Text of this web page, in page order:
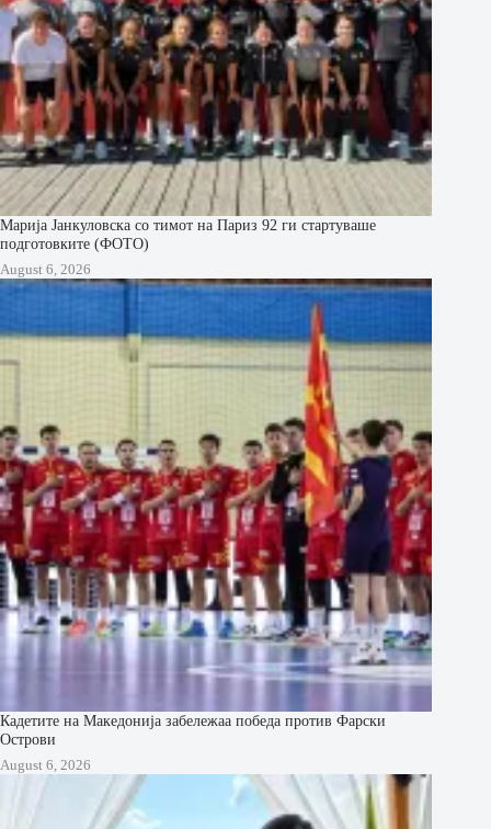
Марија Јанкуловска со тимот на Париз 92 ги стартуваше
подготовките (ФОТО)
August 6, 2026
Кадетите на Македонија забележаа победа против Фарски
Острови
August 6, 2026